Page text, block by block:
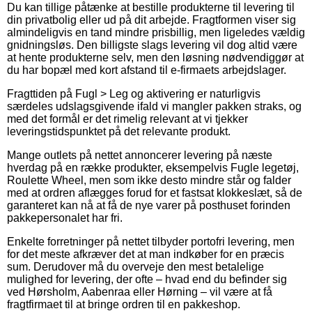
Du kan tillige påtænke at bestille produkterne til levering til
din privatbolig eller ud på dit arbejde. Fragtformen viser sig
almindeligvis en tand mindre prisbillig, men ligeledes vældig
gnidningsløs. Den billigste slags levering vil dog altid være
at hente produkterne selv, men den løsning nødvendiggør at
du har bopæl med kort afstand til e-firmaets arbejdslager.
Fragttiden på Fugl > Leg og aktivering er naturligvis
særdeles udslagsgivende ifald vi mangler pakken straks, og
med det formål er det rimelig relevant at vi tjekker
leveringstidspunktet på det relevante produkt.
Mange outlets på nettet annoncerer levering på næste
hverdag på en række produkter, eksempelvis Fugle legetøj,
Roulette Wheel, men som ikke desto mindre står og falder
med at ordren aflægges forud for et fastsat klokkeslæt, så de
garanteret kan nå at få de nye varer på posthuset forinden
pakkepersonalet har fri.
Enkelte forretninger på nettet tilbyder portofri levering, men
for det meste afkræver det at man indkøber for en præcis
sum. Derudover må du overveje den mest betalelige
mulighed for levering, der ofte – hvad end du befinder sig
ved Hørsholm, Aabenraa eller Hørning – vil være at få
fragtfirmaet til at bringe ordren til en pakkeshop.